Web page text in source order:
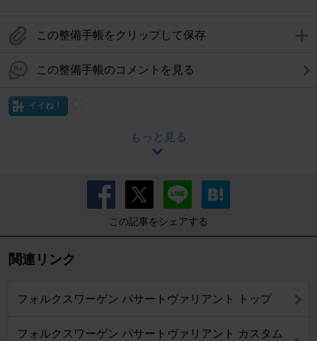
この整備手帳をクリップして保存
この整備手帳のコメントを見る
イイね！
もっと見る
この記事をシェアする
関連リンク
フォルクスワーゲン パサートヴァリアント トップ
フォルクスワーゲン パサートヴァリアント カスタム